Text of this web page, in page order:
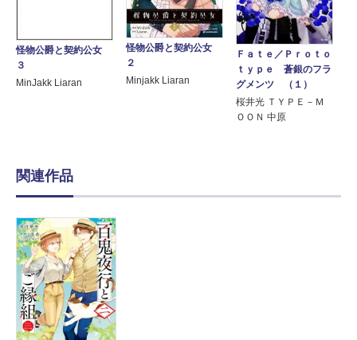
怪物公爵と契約公女
３
MinJakk Liaran
怪物公爵と契約公女
２
Minjakk Liaran
Ｆａｔｅ／Ｐｒｏｔｏ
ｔｙｐｅ 蒼銀のフラ
グメンツ （１）
桜井光 ＴＹＰＥ－Ｍ
ＯＯＮ 中原
関連作品